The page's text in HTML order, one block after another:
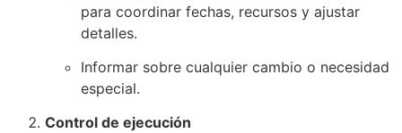
para coordinar fechas, recursos y ajustar
detalles.
Informar sobre cualquier cambio o necesidad
especial.
Control de ejecución